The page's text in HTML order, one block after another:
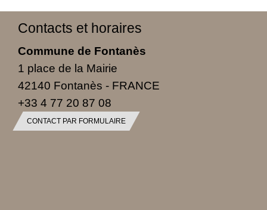
Contacts et horaires
Commune de Fontanès
1 place de la Mairie
42140 Fontanès - FRANCE
+33 4 77 20 87 08
CONTACT PAR FORMULAIRE